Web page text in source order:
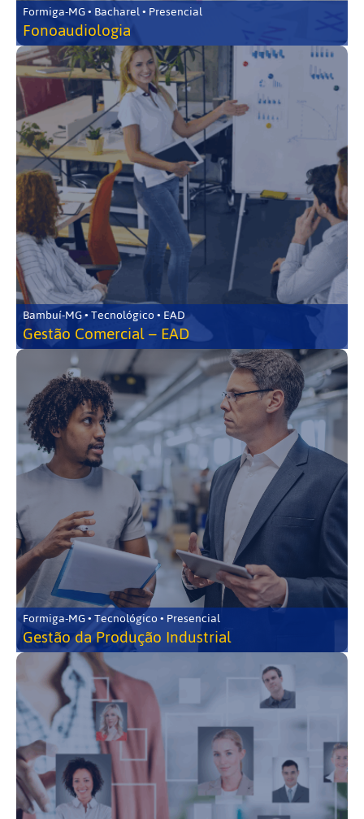
Formiga-MG • Bacharel • Presencial
Fonoaudiologia
Bambuí-MG • Tecnológico • EAD
Gestão Comercial – EAD
Formiga-MG • Tecnológico • Presencial
Gestão da Produção Industrial